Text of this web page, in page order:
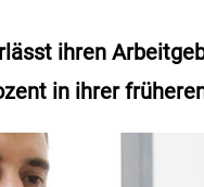
ihren
in ihrer